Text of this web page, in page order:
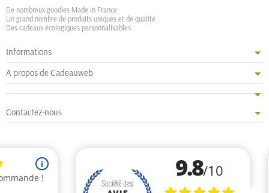
De nombreux goodies Made in France
Un grand nombre de produits uniques et de qualité
Des cadeaux écologiques personnalisables
Informations
A propos de Cadeauweb
Contactez-nous